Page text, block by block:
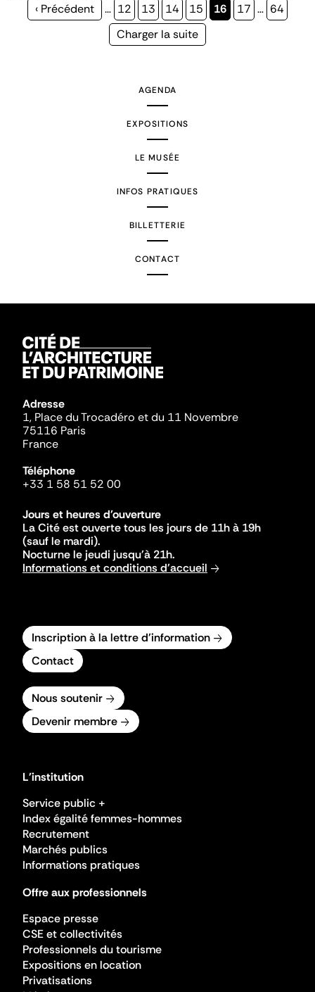
Page
‹ Précédent … Page
12 Page
13 Page
14 Page
15
Page
16 Page
17 … Page
64
Page
Charger la suite
AGENDA
EXPOSITIONS
LE MUSÉE
INFOS PRATIQUES
BILLETTERIE
CONTACT
Adresse
1, Place du Trocadéro et du 11 Novembre
75116 Paris
France
Téléphone
+33 1 58 51 52 00
Jours et heures d'ouverture
La Cité est ouverte tous les jours de 11h à 19h
(sauf le mardi).
Nocturne le jeudi jusqu'à 21h.
Informations et conditions d'accueil
Inscription à la lettre d'information
Contact
Nous soutenir
Devenir membre
L'institution
Service public +
Index égalité femmes-hommes
Recrutement
Marchés publics
Informations pratiques
Offre aux professionnels
Espace presse
CSE et collectivités
Professionnels du tourisme
Expositions en location
Privatisations